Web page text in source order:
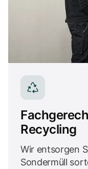
Recycling
Wir entsorgen
Sondermüll